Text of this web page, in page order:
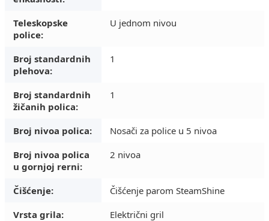
Teleskopske
police:
U jednom nivou
Broj standardnih
plehova:
1
Broj standardnih
žičanih polica:
1
Broj nivoa polica:
Nosači za police u 5 nivoa
Broj nivoa polica
u gornjoj rerni:
2 nivoa
Čišćenje:
Čišćenje parom SteamShine
Vrsta grila:
Električni gril